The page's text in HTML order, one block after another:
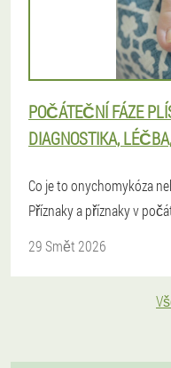
POČÁTEČNÍ FÁZE
DIAGNOSTIKA,
Co je to onychomykóza
Příznaky a příznaky v
29 Smět 2026